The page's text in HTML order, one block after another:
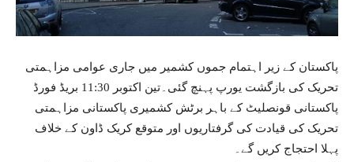
پاکستان کے زیر اہتمام جموں کشمیر میں جاری عوامی مزاہمتی
تحریک کی بازگشت یورپ پہنچ گئی۔تین اکتوبر 11:30 بریڈ فورڈ
پاکستانی قونصلیٹ کے باہر برٹش کشمیری پاکستانی مزاہمتی
تحریک کی قیادت کی گرفتاریوں اور متوقع کریک ڈاون کے خلاف
پہلا احتجاج کریں گے۔